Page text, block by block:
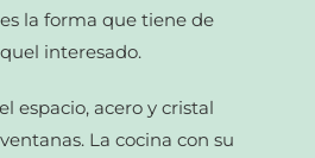
la forma que tiene de
interesado.
espacio, acero y cristal
La cocina con su